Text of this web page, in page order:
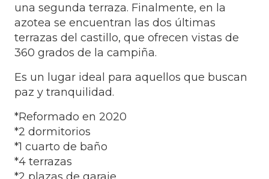
una segunda terraza. Finalmente, en la
azotea se encuentran las dos últimas
terrazas del castillo, que ofrecen vistas de
360 grados de la campiña.
Es un lugar ideal para aquellos que buscan
paz y tranquilidad.
*Reformado en 2020
*2 dormitorios
*1 cuarto de baño
*4 terrazas